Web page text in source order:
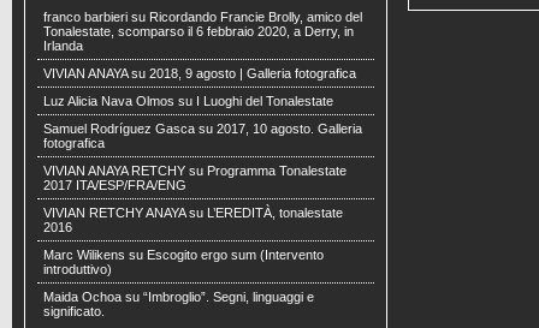
franco barbieri su Ricordando Francie Brolly, amico del
Tonalestate, scomparso il 6 febbraio 2020, a Derry, in
Irlanda
VIVIAN ANAYAsu 2018, 9 agosto | Galleria fotografica
Luz Alicia Nava Olmos su I Luoghi del Tonalestate
Samuel Rodríguez Gasca su 2017, 10 agosto. Galleria
fotografica
VIVIAN ANAYA RETCHY su Programma Tonalestate
2017 ITA/ESP/FRA/ENG
VIVIAN RETCHY ANAYAsu L’EREDITÀ, tonalestate
2016
Marc Wilikens su Escogito ergo sum (Intervento
introduttivo)
Maida Ochoa su “Imbroglio”. Segni, linguaggi e
significato.